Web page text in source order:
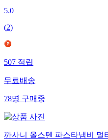
5.0
(2)
507적립
무료배송
78명구매중
까사니 올스텐 파스타냄비 멀